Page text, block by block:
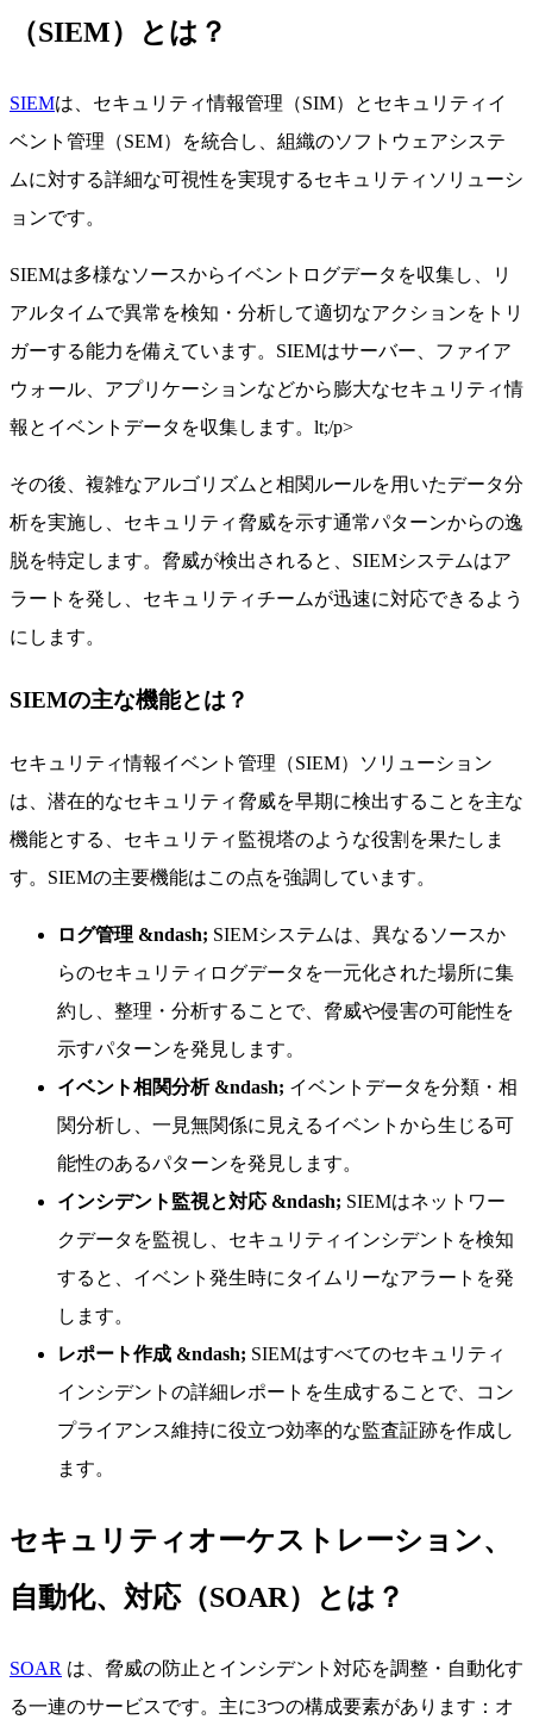
（SIEM）とは？
SIEMは、セキュリティ情報管理（SIM）とセキュリティイ
ベント管理（SEM）を統合し、組織のソフトウェアシステ
ムに対する詳細な可視性を実現するセキュリティソリューシ
ョンです。
SIEMは多様なソースからイベントログデータを収集し、リ
アルタイムで異常を検知・分析して適切なアクションをトリ
ガーする能力を備えています。SIEMはサーバー、ファイア
ウォール、アプリケーションなどから膨大なセキュリティ情
報とイベントデータを収集します。lt;/p>
その後、複雑なアルゴリズムと相関ルールを用いたデータ分
析を実施し、セキュリティ脅威を示す通常パターンからの逸
脱を特定します。脅威が検出されると、SIEMシステムはア
ラートを発し、セキュリティチームが迅速に対応できるよう
にします。
SIEMの主な機能とは？
セキュリティ情報イベント管理（SIEM）ソリューション
は、潜在的なセキュリティ脅威を早期に検出することを主な
機能とする、セキュリティ監視塔のような役割を果たしま
す。SIEMの主要機能はこの点を強調しています。
ログ管理 &ndash; SIEMシステムは、異なるソースか
らのセキュリティログデータを一元化された場所に集
約し、整理・分析することで、脅威や侵害の可能性を
示すパターンを発見します。
イベント相関分析 &ndash; イベントデータを分類・相
関分析し、一見無関係に見えるイベントから生じる可
能性のあるパターンを発見します。
インシデント監視と対応 &ndash; SIEMはネットワー
クデータを監視し、セキュリティインシデントを検知
すると、イベント発生時にタイムリーなアラートを発
します。
レポート作成 &ndash; SIEMはすべてのセキュリティ
インシデントの詳細レポートを生成することで、コン
プライアンス維持に役立つ効率的な監査証跡を作成し
ます。
セキュリティオーケストレーション、
自動化、対応（SOAR）とは？
SOAR は、脅威の防止とインシデント対応を調整・自動化す
る一連のサービスです。主に3つの構成要素があります：オ